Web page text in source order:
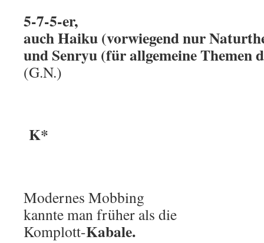
5-7-5-er,
auch Haiku (vorwiegend nur
und Senryu (für allgemeine Themen
(G.N.)
K*
Modernes Mobbing
kannte man früher als die
Komplott-Kabale.